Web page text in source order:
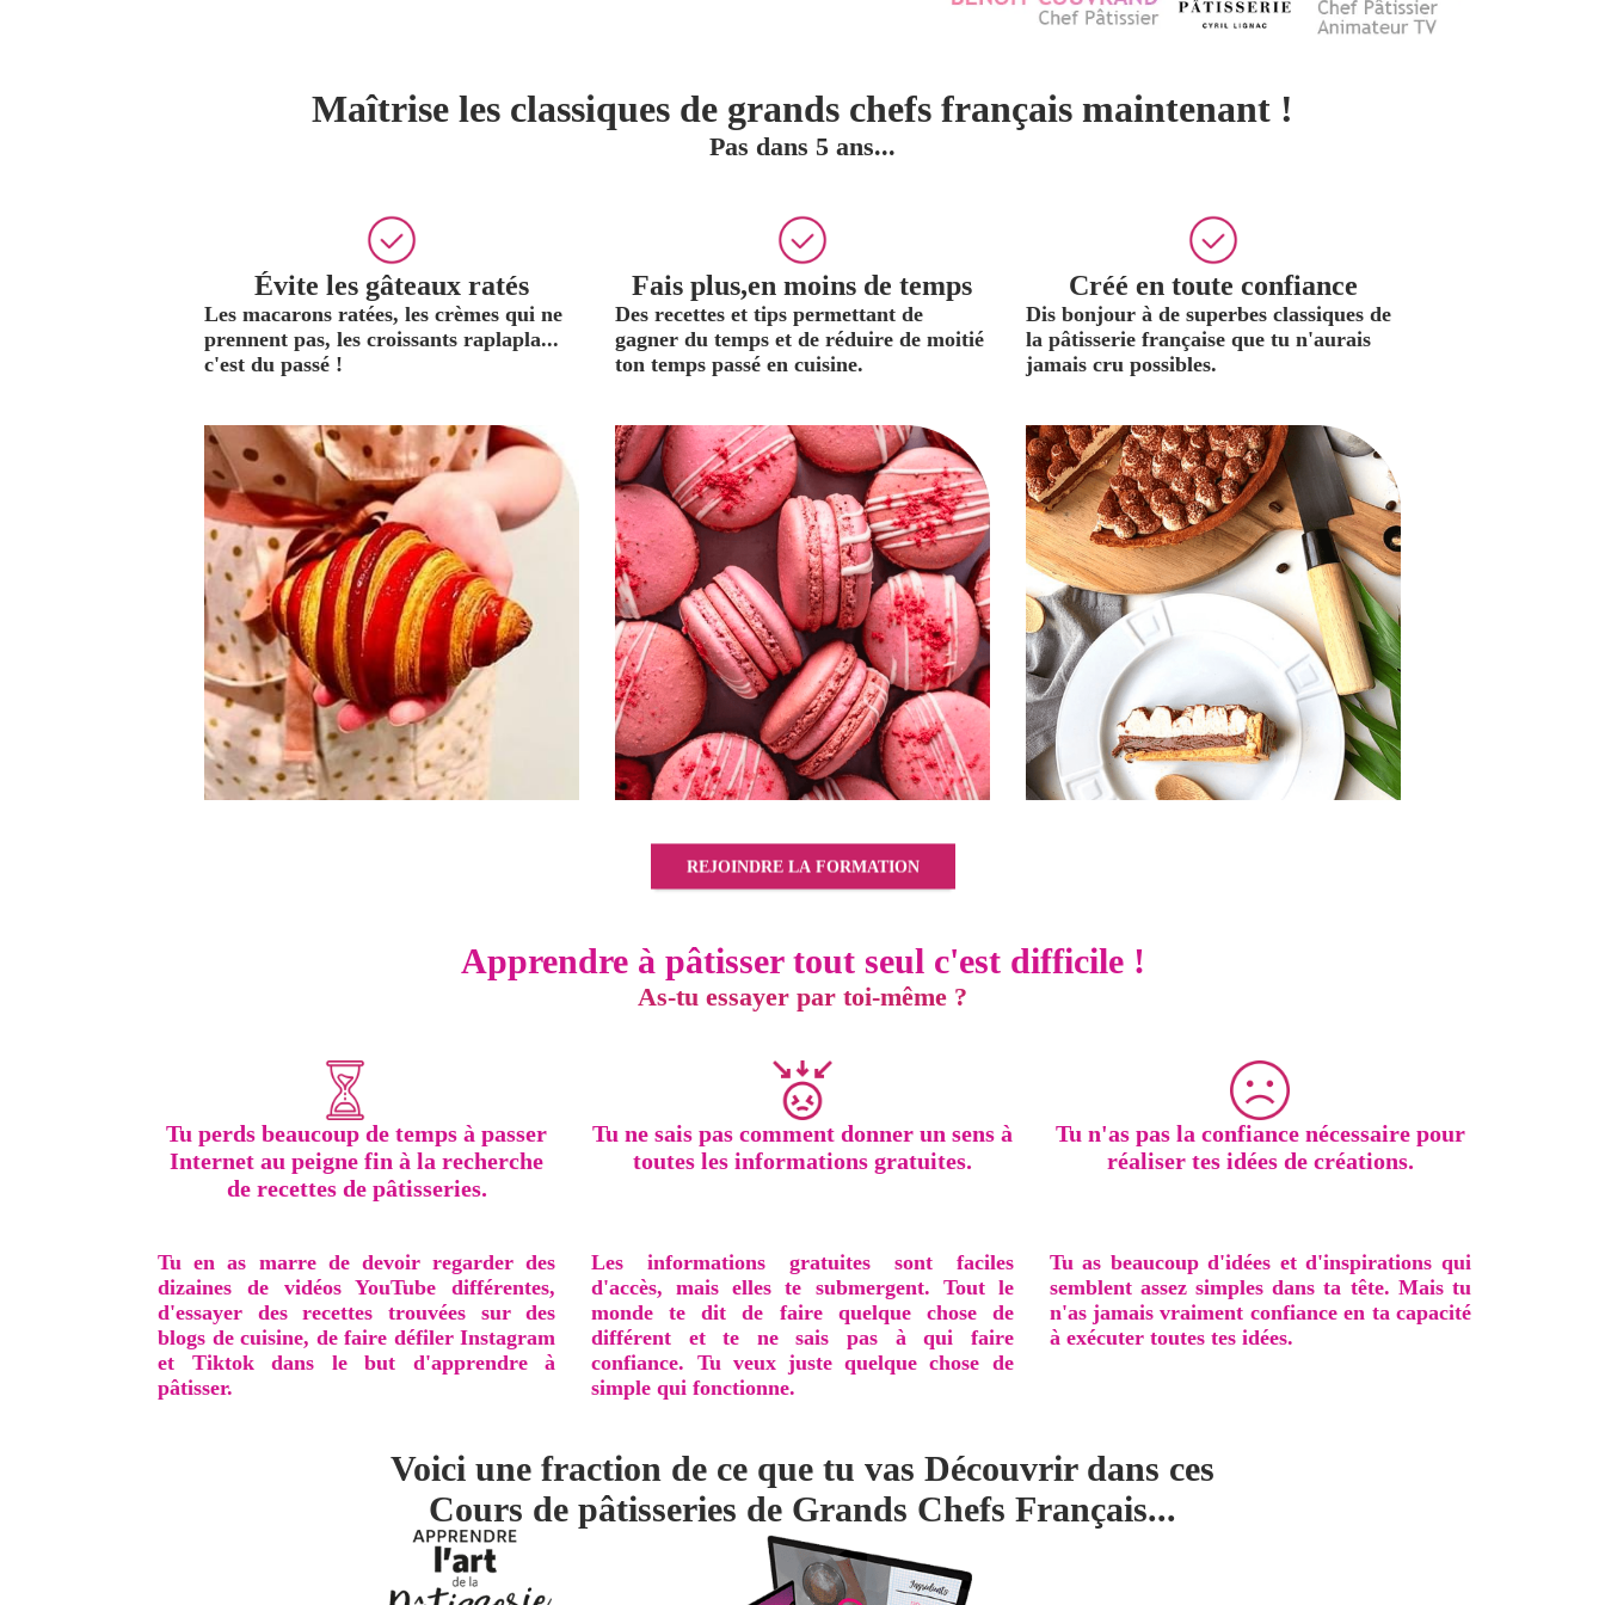
Maîtrise les classiques de grands chefs français maintenant !
Pas dans 5 ans...
Évite les gâteaux ratés Fais plus,en moins de temps Créé en toute confiance
Les macarons ratées, les crèmes qui ne
prennent pas, les croissants raplapla...
c'est du passé !
Des recettes et tips permettant de
gagner du temps et de réduire de moitié
ton temps passé en cuisine.
Dis bonjour à de superbes classiques de
la pâtisserie française que tu n'aurais
jamais cru possibles.
REJOINDRE LA FORMATION
Apprendre à pâtisser tout seul c'est difficile !
As-tu essayer par toi-même ?
Tu perds beaucoup de temps à passer
Internet au peigne fin à la recherche
de recettes de pâtisseries.
Tu ne sais pas comment donner un sens à
toutes les informations gratuites.
Tu n'as pas la confiance nécessaire pour
réaliser tes idées de créations.
Tu en as marre de devoir regarder des
dizaines de vidéos YouTube différentes,
d'essayer des recettes trouvées sur des
blogs de cuisine, de faire défiler Instagram
et Tiktok dans le but d'apprendre à
pâtisser.
Les informations gratuites sont faciles
d'accès, mais elles te submergent. Tout le
monde te dit de faire quelque chose de
différent et te ne sais pas à qui faire
confiance. Tu veux juste quelque chose de
simple qui fonctionne.
Tu as beaucoup d'idées et d'inspirations qui
semblent assez simples dans ta tête. Mais tu
n'as jamais vraiment confiance en ta capacité
à exécuter toutes tes idées.
Voici une fraction de ce que tu vas Découvrir dans ces
Cours de pâtisseries de Grands Chefs Français...